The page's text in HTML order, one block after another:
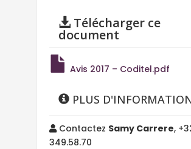
Télécharger ce
document
Avis 2017 – Coditel.pdf
PLUS
Contactez Samy Carrere,
349.58.70